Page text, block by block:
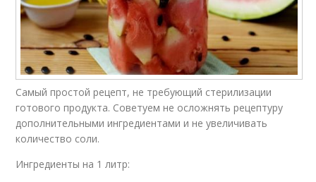
Самый простой рецепт, не требующий стерилизации
готового продукта. Советуем не осложнять рецептуру
дополнительными ингредиентами и не увеличивать
количество соли.
Ингредиенты на 1 литр: